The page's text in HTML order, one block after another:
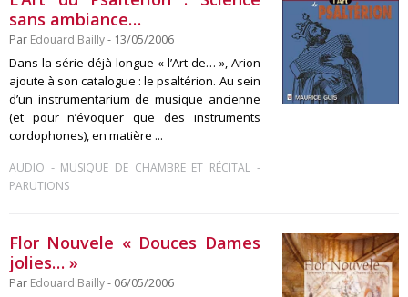
sans ambiance…
Par Edouard Bailly- 13/05/2006
Dans la série déjà longue « l’Art de… », Arion
ajoute à son catalogue : le psaltérion. Au sein
d’un instrumentarium de musique ancienne
(et pour n’évoquer que des instruments
cordophones), en matière ...
AUDIO - MUSIQUE DE CHAMBRE ET RÉCITAL-
PARUTIONS
Flor Nouvele « Douces Dames
jolies… »
Par Edouard Bailly- 06/05/2006